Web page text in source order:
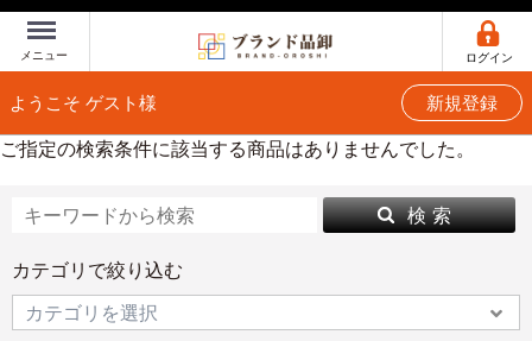
Menu
メニュー ログイン
ようこそ ゲスト様 新規登録
ご指定の検索条件に該当する商品はありませんでした。
検 索
カテゴリで絞り込む